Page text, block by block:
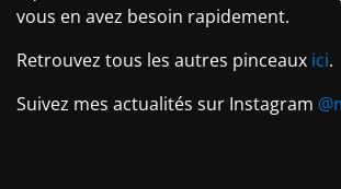
vous en avez besoin rapidement.
Retrouvez tous les autres pinceaux ici.
Suivez mes actualités sur Instagram